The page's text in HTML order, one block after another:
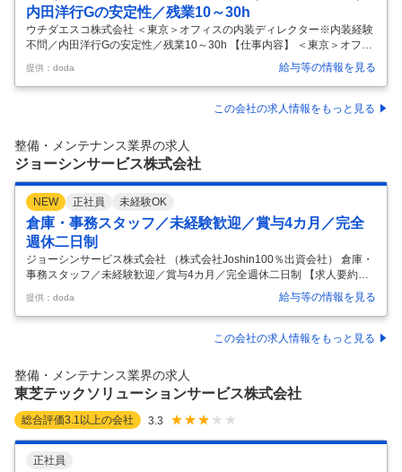
内田洋行Gの安定性／残業10～30h
ウチダエスコ株式会社 ＜東京＞オフィスの内装ディレクター※内装経験
不問／内田洋行Gの安定性／残業10～30h 【仕事内容】 ＜東京＞オフィ
スの内装ディレクター※内装経験不問／内田洋行Gの安定性／残業10～3
0h 【具体的な仕事内容】 ■業務内容： オフィスの新規開設・リニューア
ル・移転などの内装工事における、工事全体のマネジメントやスケジュ
ール管理全般をご担当いただきます。 具体的には下記のような業務内容
ル管理（工程の進捗、納期管理） ・クオリティ管理（図面内容・顧客要
求事項の確認、工事の品質検査・引き渡し） ・安全管理（法令
提供：doda 給与等の情報を見る
この会社の求人情報をもっと見る
整備・メンテナンス業界の求人
ジョーシンサービス株式会社
NEW 正社員 未経験OK
倉庫・事務スタッフ／未経験歓迎／賞与4カ月／完全
週休二日制
ジョーシンサービス株式会社 （株式会社Joshin100％出資会社） 倉庫・
事務スタッフ／未経験歓迎／賞与4カ月／完全週休二日制 【求人要約】
★大手上場グループで安心！Joshin100％出資 ★未経験歓迎！異業種か
ら入社した先輩も多数活躍中 ★定着率97％！完全週休二日制／賞与4カ
月分 Joshinグループならではの安定感！ 腰を据えて長く働きませんか？
＼POINT！／ ◆Joshinグループの安定基盤！ ◆年収例390万円以上！ ◆
7％超 ◎当社について … 関西を中心に全国に220店舗を展開する大手家
電量販店「 …
提供：doda 給与等の情報を見る
この会社の求人情報をもっと見る
整備・メンテナンス業界の求人
東芝テックソリューションサービス株式会社
総合評価3.1 以上の会社 3.3
正社員